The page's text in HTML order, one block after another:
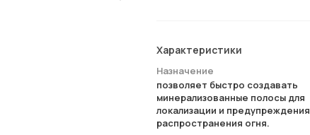
Характеристики
Назначение
позволяет быстро создавать
минерализованные полосы для
локализации и предупреждения
распространения огня.